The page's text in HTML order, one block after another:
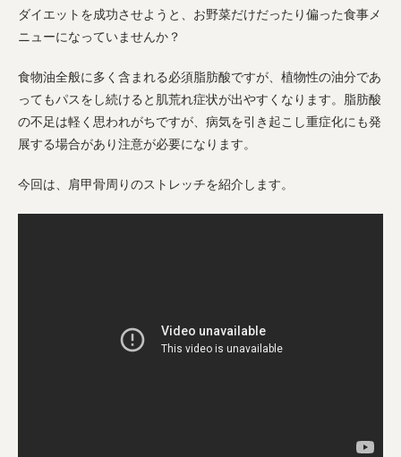
ダイエットを成功させようと、お野菜だけだったり偏った食事メ
ニューになっていませんか？
食物油全般に多く含まれる必須脂肪酸ですが、植物性の油分であ
ってもパスをし続けると肌荒れ症状が出やすくなります。脂肪酸
の不足は軽く思われがちですが、病気を引き起こし重症化にも発
展する場合があり注意が必要になります。
今回は、肩甲骨周りのストレッチを紹介します。